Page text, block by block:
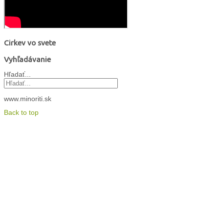
Cirkev vo svete
Vyhľadávanie
Hľadať...
www.minoriti.sk
Back to top